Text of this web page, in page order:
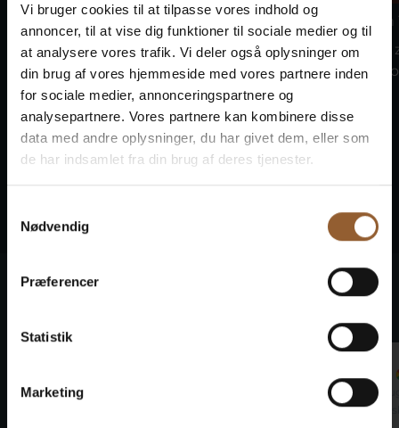
Vi bruger cookies til at tilpasse vores indhold og
annoncer, til at vise dig funktioner til sociale medier og til
at analysere vores trafik. Vi deler også oplysninger om
din brug af vores hjemmeside med vores partnere inden
for sociale medier, annonceringspartnere og
analysepartnere. Vores partnere kan kombinere disse
data med andre oplysninger, du har givet dem, eller som
de har indsamlet fra din brug af deres tjenester.
Nødvendig
Præferencer
Statistik
Marketing
9. August um 10:00 Uhr
Begleiten Sie die Wikinger auf
dem Borker Wikingermarkt
vom 7. bis 9. ...
9. August um
Kommen Sie
Vindmølle,
Was unsere Gäste sagen
29. September 2024
Jan
22.